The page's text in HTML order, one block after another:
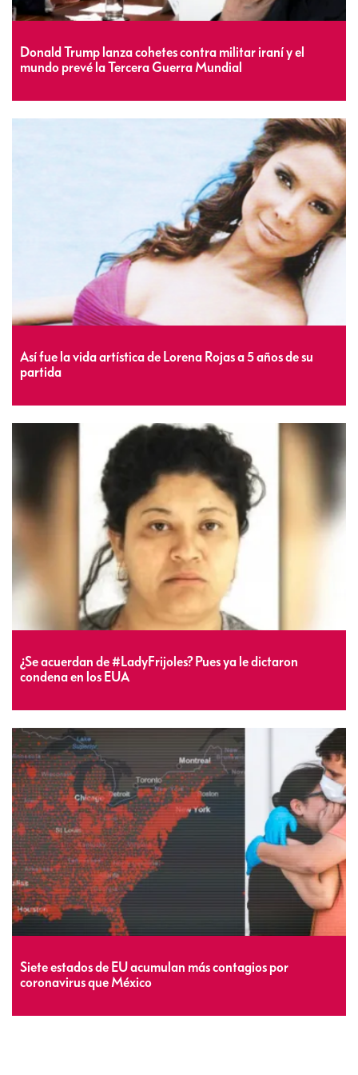
Donald Trump lanza cohetes contra militar iraní y el
mundo prevé la Tercera Guerra Mundial
Así fue la vida artística de Lorena Rojas a 5 años de su
partida
¿Se acuerdan de #LadyFrijoles? Pues ya le dictaron
condena en los EUA
Siete estados de EU acumulan más contagios por
coronavirus que México